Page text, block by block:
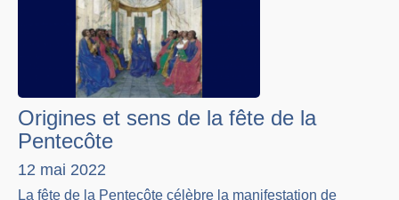
Origines et sens de la fête de la
Pentecôte
12 mai 2022
La fête de la Pentecôte célèbre la manifestation de